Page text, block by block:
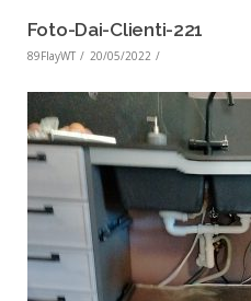
Foto-Dai-Clienti-221
89FlayWT 20/05/2022